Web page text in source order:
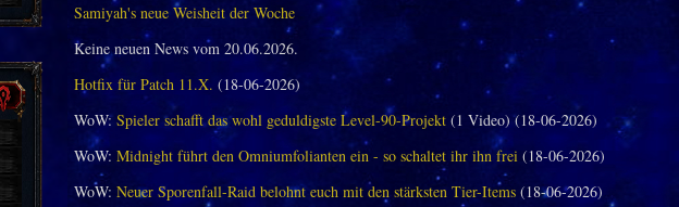
Samiyah's neue Weisheit der Woche
Keine neuen News vom 20.06.2026.
Hotfix für Patch 11.X. (18-06-2026)
WoW: Spieler schafft das wohl geduldigste Level-90-Projekt(1 Video) (18-06-2026)
WoW: Midnight führt den Omniumfolianten ein - so schaltet ihr ihn frei(18-06-2026)
WoW: Neuer Sporenfall-Raid belohnt euch mit den stärksten Tier-Items(18-06-2026)